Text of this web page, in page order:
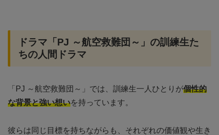
ドラマ「PJ ～航空救難団～」の訓練生た
ちの人間ドラマ
「PJ ～航空救難団～」では、訓練生一人ひとりが個性的
な背景と強い想いを持っています。
彼らは同じ目標を持ちながらも、それぞれの価値観や生き